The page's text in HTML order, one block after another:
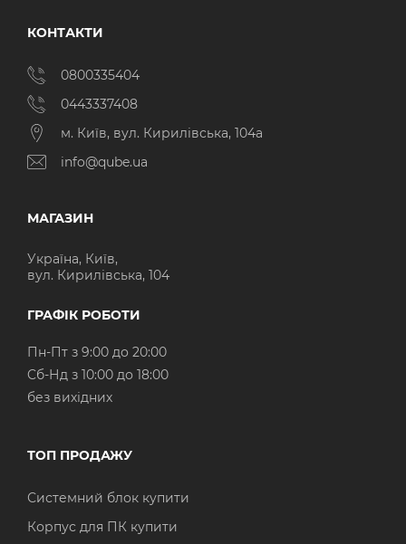
КОНТАКТИ
0800335404
0443337408
м. Київ, вул. Кирилівська, 104а
info@qube.ua
МАГАЗИН
Україна, Київ,
вул. Кирилівська, 104
ГРАФІК РОБОТИ
Пн-Пт з 9:00 до 20:00
Cб-Нд з 10:00 до 18:00
без вихідних
ТОП ПРОДАЖУ
Системний блок купити
Корпус для ПК купити